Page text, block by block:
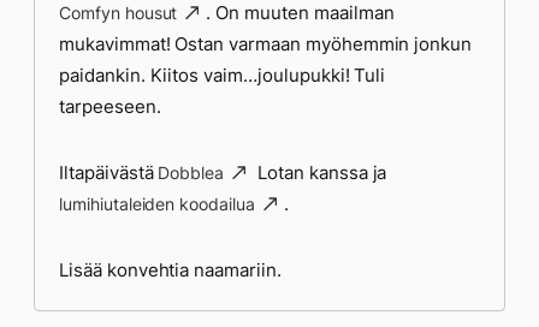
Comfyn housut
. On muuten maailman
mukavimmat! Ostan varmaan myöhemmin jonkun
paidankin. Kiitos vaim…joulupukki! Tuli
tarpeeseen.
Iltapäivästä Dobblea Lotan kanssa ja
lumihiutaleiden koodailua .
Lisää konvehtia naamariin.